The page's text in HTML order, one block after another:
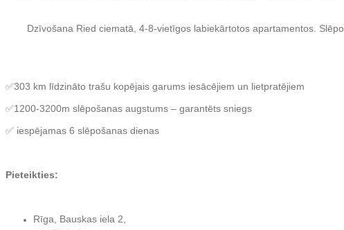
Dzīvošana Ried ciematā, 4-8-vietīgos labiekārtotos apartamentos.
✅303 km līdzināto trašu kopējais garums iesācējiem un lietpratējiem
✅1200-3200m slēpošanas augstums – garantēts sniegs
✅ iespējamas 6 slēpošanas dienas
Pieteikties:
Rīga, Bauskas iela 2,